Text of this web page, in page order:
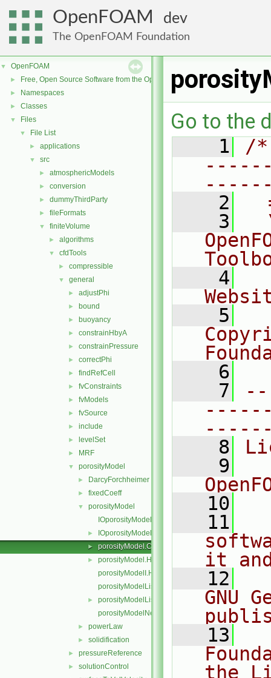
OpenFOAM dev
The OpenFOAM Foundation
▼ OpenFOAM
► Free, Open Source Software from the OpenFOAM Foundation
► Namespaces
► Classes
▼ Files
▼ File List
► applications
▼ src
► atmosphericModels
► conversion
► dummyThirdParty
► fileFormats
▼ finiteVolume
► algorithms
▼ cfdTools
► compressible
▼ general
► adjustPhi
► bound
► buoyancy
► constrainHbyA
► constrainPressure
► correctPhi
► findRefCell
► fvConstraints
► fvModels
► fvSource
► include
► levelSet
► MRF
▼ porosityModel
► DarcyForchheimer
► fixedCoeff
▼
porosityModel
IOporosityModelList.C
► IOporosityModelList.H
► porosityModel.C
►
porosityModel.H
porosityModelI.H
porosityModelList.C
►
porosityModelList.H
porosityModelNew.C
► powerLaw
► solidification
► pressureReference
► solutionControl
Go to the
    1
/
    2
    3
    4
    5
    6
    7
    8
    9
   10
   11
it
   12
GNU
   13
the